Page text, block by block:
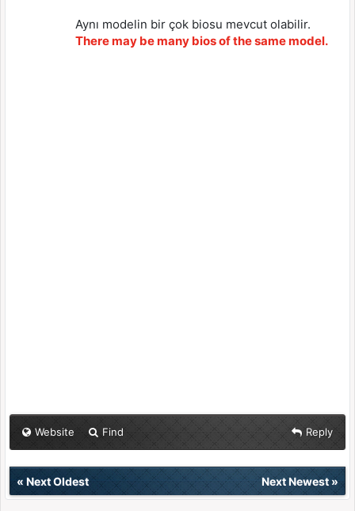
Aynı modelin bir çok biosu mevcut olabilir.
There may be many bios of the same model.
Website Find Reply
« Next Oldest Next Newest»